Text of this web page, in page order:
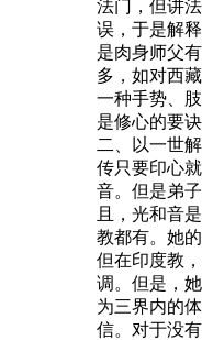
法门，但讲
误，于是解
是肉身师父
多，如对西
一种手势、
是修心的要
二、以一世
传只要印心
音。但是弟
且，光和音
教都有。她
但在印度教
调。但是，
为三界内的
信。对于没